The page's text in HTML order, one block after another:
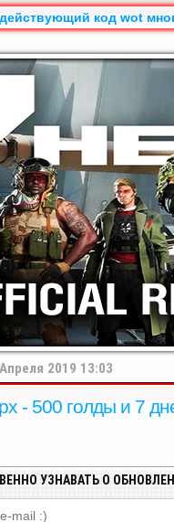
код wot
2019 13:03
- 500 голды и 7
УЗНАВАТЬ О